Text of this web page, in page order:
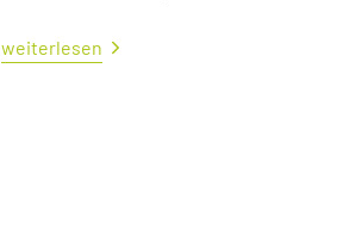
weiterlesen